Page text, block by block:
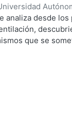
Servicios de
analiza desde
que se